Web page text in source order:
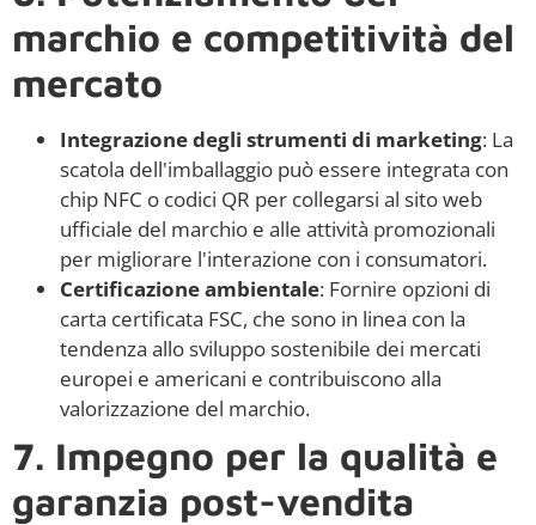
marchio e competitività del
mercato
Integrazione degli strumenti di marketing: La
scatola dell'imballaggio può essere integrata con
chip NFC o codici QR per collegarsi al sito web
ufficiale del marchio e alle attività promozionali
per migliorare l'interazione con i consumatori.
Certificazione ambientale: Fornire opzioni di
carta certificata FSC, che sono in linea con la
tendenza allo sviluppo sostenibile dei mercati
europei e americani e contribuiscono alla
valorizzazione del marchio.
7. Impegno per la qualità e
garanzia post-vendita